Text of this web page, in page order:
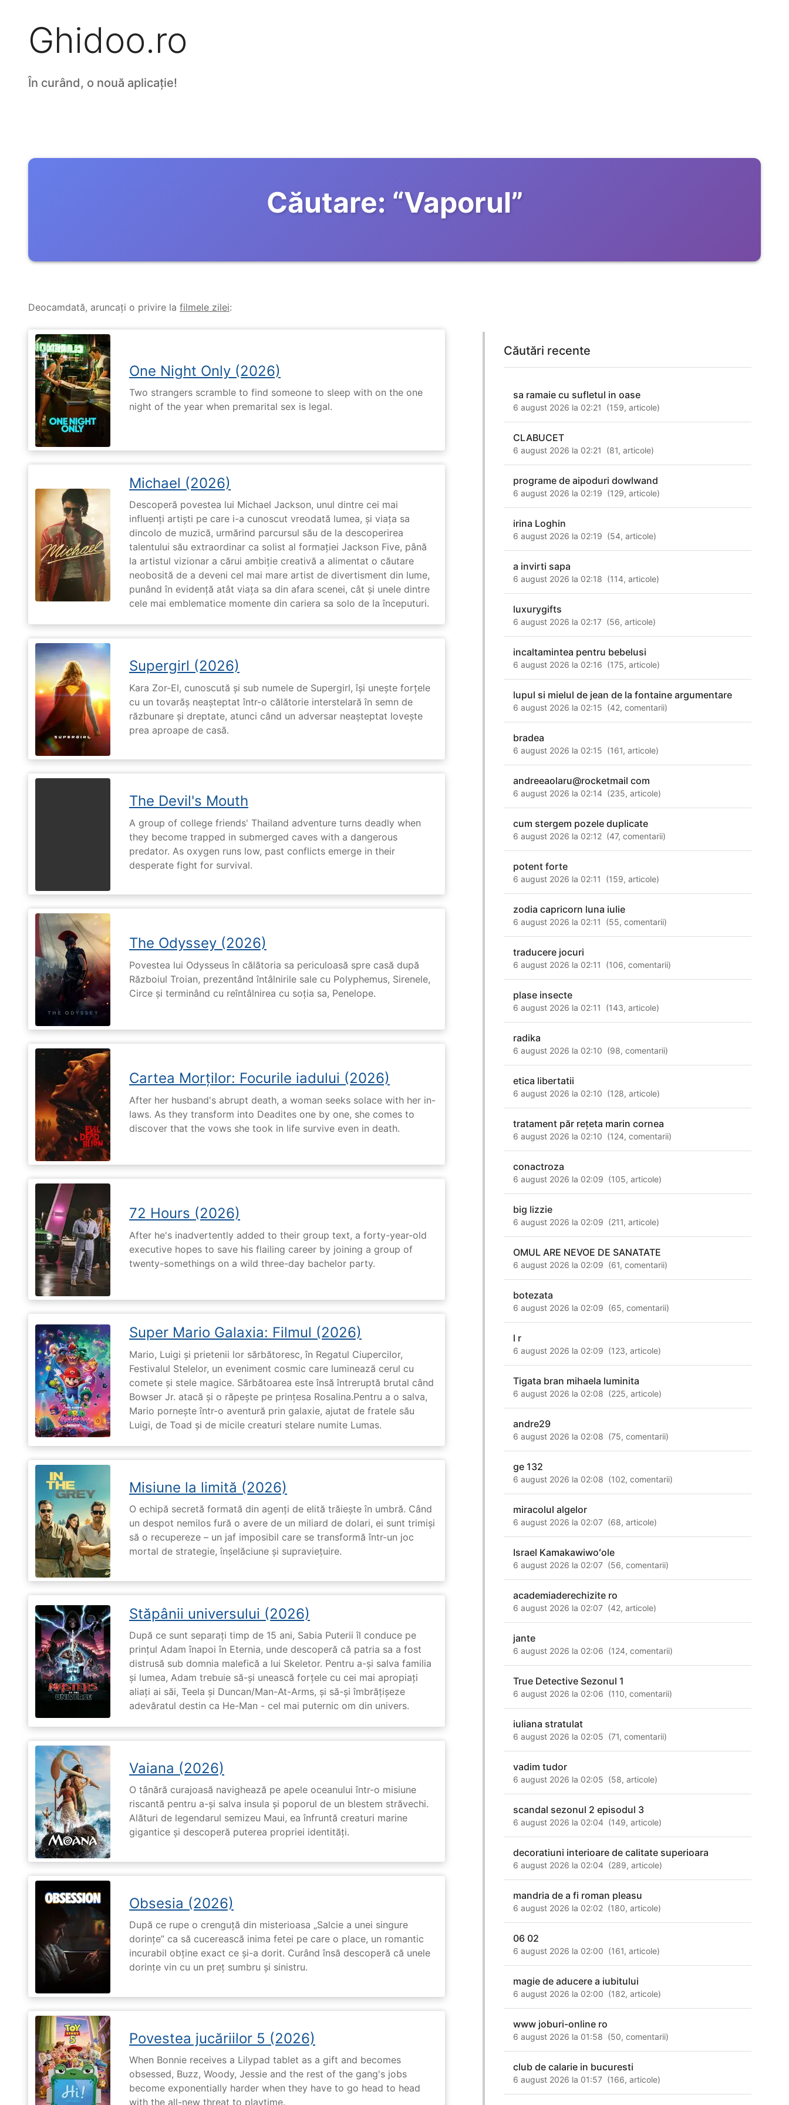
Ghidoo.ro
În curând, o nouă aplicație!
Căutare: “Vaporul”
Deocamdată, aruncați o privire la filmele zilei:
One Night Only (2026)
Two strangers scramble to find someone to sleep with on the one
night of the year when premarital sex is legal.
Michael (2026)
Descoperă povestea lui Michael Jackson, unul dintre cei mai
influenți artiști pe care i-a cunoscut vreodată lumea, și viața sa
dincolo de muzică, urmărind parcursul său de la descoperirea
talentului său extraordinar ca solist al formației Jackson Five, până
la artistul vizionar a cărui ambiție creativă a alimentat o căutare
neobosită de a deveni cel mai mare artist de divertisment din lume,
punând în evidență atât viața sa din afara scenei, cât și unele dintre
cele mai emblematice momente din cariera sa solo de la începuturi.
Supergirl (2026)
Kara Zor-El, cunoscută și sub numele de Supergirl, își unește forțele
cu un tovarăș neașteptat într-o călătorie interstelară în semn de
răzbunare și dreptate, atunci când un adversar neașteptat lovește
prea aproape de casă.
The Devil's Mouth
A group of college friends' Thailand adventure turns deadly when
they become trapped in submerged caves with a dangerous
predator. As oxygen runs low, past conflicts emerge in their
desperate fight for survival.
The Odyssey (2026)
Povestea lui Odysseus în călătoria sa periculoasă spre casă după
Războiul Troian, prezentând întâlnirile sale cu Polyphemus, Sirenele,
Circe și terminând cu reîntâlnirea cu soția sa, Penelope.
Cartea Morților: Focurile iadului (2026)
After her husband's abrupt death, a woman seeks solace with her in-
laws. As they transform into Deadites one by one, she comes to
discover that the vows she took in life survive even in death.
72 Hours (2026)
After he's inadvertently added to their group text, a forty-year-old
executive hopes to save his flailing career by joining a group of
twenty-somethings on a wild three-day bachelor party.
Super Mario Galaxia: Filmul (2026)
Mario, Luigi și prietenii lor sărbătoresc, în Regatul Ciupercilor,
Festivalul Stelelor, un eveniment cosmic care luminează cerul cu
comete și stele magice. Sărbătoarea este însă întreruptă brutal când
Bowser Jr. atacă și o răpește pe prinţesa Rosalina.Pentru a o salva,
Mario pornește într-o aventură prin galaxie, ajutat de fratele său
Luigi, de Toad și de micile creaturi stelare numite Lumas.
Misiune la limită (2026)
O echipă secretă formată din agenți de elită trăiește în umbră. Când
un despot nemilos fură o avere de un miliard de dolari, ei sunt trimiși
să o recupereze – un jaf imposibil care se transformă într-un joc
mortal de strategie, înșelăciune și supraviețuire.
Stăpânii universului (2026)
După ce sunt separați timp de 15 ani, Sabia Puterii îl conduce pe
prințul Adam înapoi în Eternia, unde descoperă că patria sa a fost
distrusă sub domnia malefică a lui Skeletor. Pentru a-și salva familia
și lumea, Adam trebuie să-și unească forțele cu cei mai apropiați
aliați ai săi, Teela și Duncan/Man-At-Arms, și să-și îmbrățișeze
adevăratul destin ca He-Man - cel mai puternic om din univers.
Vaiana (2026)
O tânără curajoasă navighează pe apele oceanului într-o misiune
riscantă pentru a-și salva insula și poporul de un blestem străvechi.
Alături de legendarul semizeu Maui, ea înfruntă creaturi marine
gigantice și descoperă puterea propriei identități.
Obsesia (2026)
După ce rupe o crenguță din misterioasa „Salcie a unei singure
dorințe” ca să cucerească inima fetei pe care o place, un romantic
incurabil obține exact ce și-a dorit. Curând însă descoperă că unele
dorințe vin cu un preț sumbru și sinistru.
Povestea jucăriilor 5 (2026)
When Bonnie receives a Lilypad tablet as a gift and becomes
obsessed, Buzz, Woody, Jessie and the rest of the gang's jobs
become exponentially harder when they have to go head to head
with the all-new threat to playtime.
Căutări recente
sa ramaie cu sufletul in oase
6 august 2026 la 02:21 (159,articole)
CLABUCET
6 august 2026 la 02:21 (81,articole)
programe de aipoduri dowlwand
6 august 2026 la 02:19 (129,articole)
irina Loghin
6 august 2026 la 02:19 (54,articole)
a invirti sapa
6 august 2026 la 02:18 (114,articole)
luxurygifts
6 august 2026 la 02:17 (56,articole)
incaltamintea pentru bebelusi
6 august 2026 la 02:16 (175,articole)
lupul si mielul de jean de la fontaine argumentare
6 august 2026 la 02:15 (42,comentarii)
bradea
6 august 2026 la 02:15 (161,articole)
andreeaolaru@rocketmail com
6 august 2026 la 02:14 (235,articole)
cum stergem pozele duplicate
6 august 2026 la 02:12 (47,comentarii)
potent forte
6 august 2026 la 02:11 (159,articole)
zodia capricorn luna iulie
6 august 2026 la 02:11 (55,comentarii)
traducere jocuri
6 august 2026 la 02:11 (106,comentarii)
plase insecte
6 august 2026 la 02:11 (143,articole)
radika
6 august 2026 la 02:10 (98,comentarii)
etica libertatii
6 august 2026 la 02:10 (128,articole)
tratament păr reţeta marin cornea
6 august 2026 la 02:10 (124,comentarii)
conactroza
6 august 2026 la 02:09 (105,articole)
big lizzie
6 august 2026 la 02:09 (211,articole)
OMUL ARE NEVOE DE SANATATE
6 august 2026 la 02:09 (61,comentarii)
botezata
6 august 2026 la 02:09 (65,comentarii)
l r
6 august 2026 la 02:09 (123,articole)
Tigata bran mihaela luminita
6 august 2026 la 02:08 (225,articole)
andre29
6 august 2026 la 02:08 (75,comentarii)
ge 132
6 august 2026 la 02:08 (102,comentarii)
miracolul algelor
6 august 2026 la 02:07 (68,articole)
Israel Kamakawiwoʻole
6 august 2026 la 02:07 (56,comentarii)
academiaderechizite ro
6 august 2026 la 02:07 (42,articole)
jante
6 august 2026 la 02:06 (124,comentarii)
True Detective Sezonul 1
6 august 2026 la 02:06 (110,comentarii)
iuliana stratulat
6 august 2026 la 02:05 (71,comentarii)
vadim tudor
6 august 2026 la 02:05 (58,articole)
scandal sezonul 2 episodul 3
6 august 2026 la 02:04 (149,articole)
decoratiuni interioare de calitate superioara
6 august 2026 la 02:04 (289,articole)
mandria de a fi roman pleasu
6 august 2026 la 02:02 (180,articole)
06 02
6 august 2026 la 02:00 (161,articole)
magie de aducere a iubitului
6 august 2026 la 02:00 (182,articole)
www joburi-online ro
6 august 2026 la 01:58 (50,comentarii)
club de calarie in bucuresti
6 august 2026 la 01:57 (166,articole)